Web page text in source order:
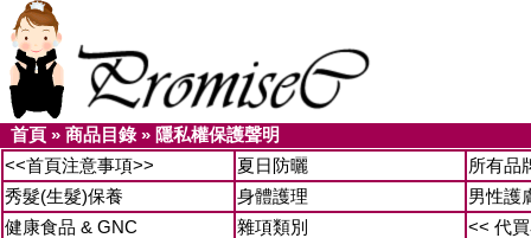
首頁 » 商品目錄» 隱私權保護聲明
<<首頁注意事項>>
夏日防曬
所有品
秀髮(生髮)保養
身體護理
男性護
健康食品 & GNC
雜項類別
<< 代